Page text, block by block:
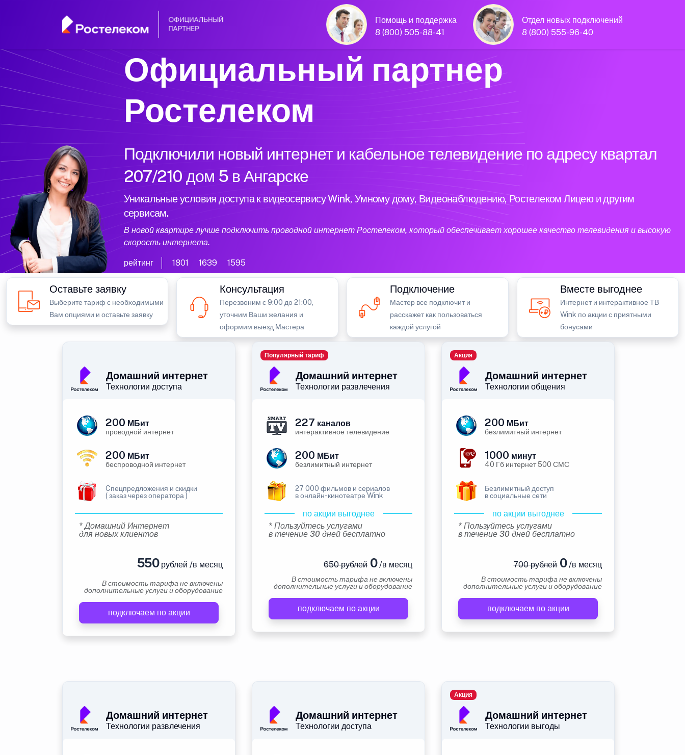
Помощь и поддержка
8 (800) 505-88-41
Отдел новых подключений
8 (800) 555-96-40
Официальный партнер
Ростелеком
Подключили новый интернет и кабельное телевидение по адресу квартал
207/210 дом 5 в Ангарске
Уникальные условия доступа к видеосервису Wink, Умному дому, Видеонаблюдению, Ростелеком Лицею и другим
сервисам.
В новой квартире лучше подключить проводной интернет Ростелеком, который обеспечивает хорошее качество телевидения и высокую
скорость интернета.
рейтинг 1801 1639 1595
Оставьте заявку
Выберите тариф с необходимыми
Вам опциями и оставьте заявку
Консультация
Перезвоним с 9:00 до 21:00,
уточним Ваши желания и
оформим выезд Мастера
Подключение
Мастер все подключит и
расскажет как пользоваться
каждой услугой
Вместе выгоднее
Интернет и интерактивное ТВ
Wink по акции с приятными
бонусами
Домашний интернет
Технологии доступа
200 МБит
проводной интернет
200 МБит
беспроводной интернет
Cпецпредложения и скидки
( заказ через оператора )
* Домашний Интернет
для новых клиентов
550рублей /в месяц
В стоимость тарифа не включены
дополнительные услуги и оборудование
подключаем по акции
Домашний интернет
Технологии развлечения
Популярный тариф
227 каналов
интерактивное телевидение
200 МБит
безлимитный интернет
27 000 фильмов и сериалов
в онлайн-кинотеатре Wink
по акции выгоднее
* Пользуйтесь услугами
в течение 30 дней бесплатно
650 рублей0/в месяц
В стоимость тарифа не включены
дополнительные услуги и оборудование
подключаем по акции
Домашний интернет
Технологии общения
Акция
200 МБит
безлимитный интернет
1000 минут
40 Гб интернет 500 СМС
Безлимитный доступ
в социальные сети
по акции выгоднее
* Пользуйтесь услугами
в течение 30 дней бесплатно
700 рублей0/в месяц
В стоимость тарифа не включены
дополнительные услуги и оборудование
подключаем по акции
Домашний интернет
Технологии развлечения
Домашний интернет
Технологии доступа
Домашний интернет
Технологии выгоды
Акция